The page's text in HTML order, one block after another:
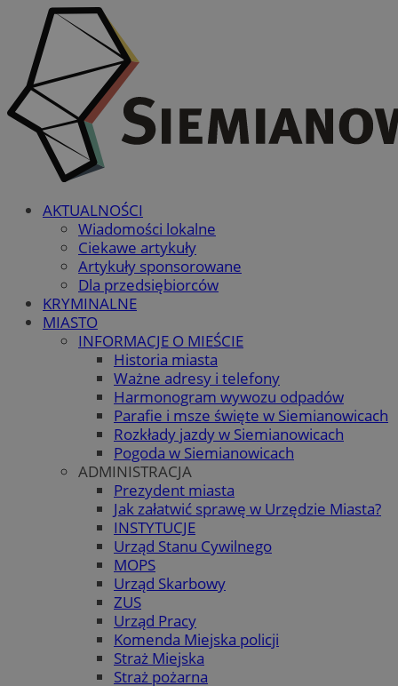
AKTUALNOŚCI
Wiadomości lokalne
Ciekawe artykuły
Artykuły sponsorowane
Dla przedsiębiorców
KRYMINALNE
MIASTO
INFORMACJE O MIEŚCIE
Historia miasta
Ważne adresy i telefony
Harmonogram wywozu odpadów
Parafie i msze święte w Siemianowicach
Rozkłady jazdy w Siemianowicach
Pogoda w Siemianowicach
ADMINISTRACJA
Prezydent miasta
Jak załatwić sprawę w Urzędzie Miasta?
INSTYTUCJE
Urząd Stanu Cywilnego
MOPS
Urząd Skarbowy
ZUS
Urząd Pracy
Komenda Miejska policji
Straż Miejska
Straż pożarna